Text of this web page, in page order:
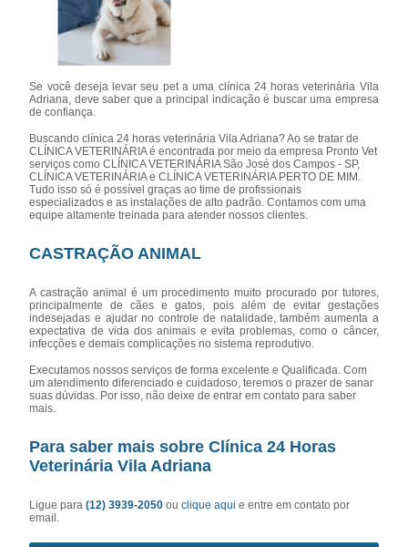
Se você deseja levar seu pet a uma clínica 24 horas veterinária Vila
Adriana, deve saber que a principal indicação é buscar uma empresa
de confiança.
Buscando clínica 24 horas veterinária Vila Adriana? Ao se tratar de
CLÍNICA VETERINÁRIA é encontrada por meio da empresa Pronto Vet
serviços como CLÍNICA VETERINÁRIA São José dos Campos - SP,
CLÍNICA VETERINÁRIA e CLÍNICA VETERINÁRIA PERTO DE MIM.
Tudo isso só é possível graças ao time de profissionais
especializados e as instalações de alto padrão. Contamos com uma
equipe altamente treinada para atender nossos clientes.
CASTRAÇÃO ANIMAL
A castração animal é um procedimento muito procurado por tutores,
principalmente de cães e gatos, pois além de evitar gestações
indesejadas e ajudar no controle de natalidade, também aumenta a
expectativa de vida dos animais e evita problemas, como o câncer,
infecções e demais complicações no sistema reprodutivo.
Executamos nossos serviços de forma excelente e Qualificada. Com
um atendimento diferenciado e cuidadoso, teremos o prazer de sanar
suas dúvidas. Por isso, não deixe de entrar em contato para saber
mais.
Para saber mais sobre Clínica 24 Horas
Veterinária Vila Adriana
Ligue para(12) 3939-2050ouclique aqui e entre em contato por
email.